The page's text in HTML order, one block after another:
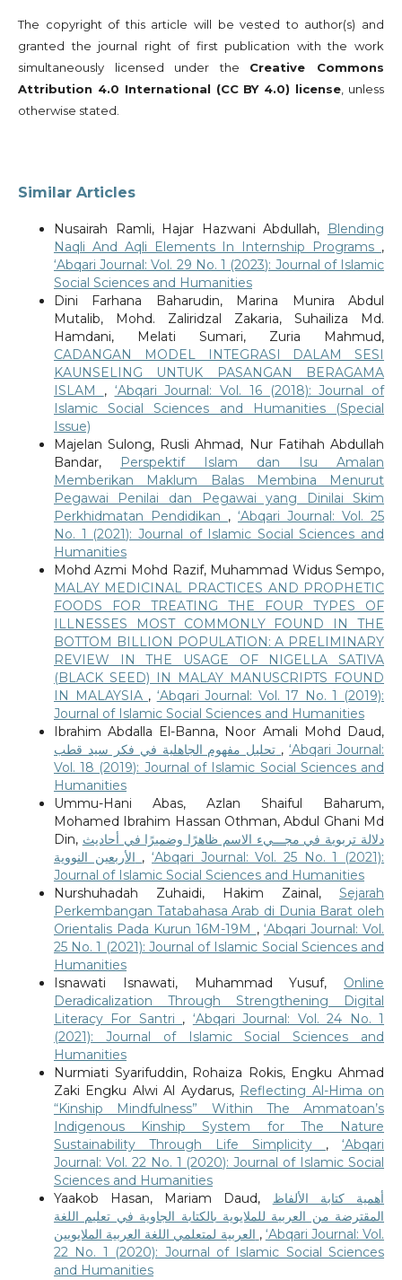
The copyright of this article will be vested to author(s) and
granted the journal right of first publication with the work
simultaneously licensed under the Creative Commons
Attribution 4.0 International (CC BY 4.0) license, unless
otherwise stated.
Similar Articles
Nusairah Ramli, Hajar Hazwani Abdullah,
Blending
Naqli And Aqli Elements In Internship Programs ,
‘Abqari Journal: Vol. 29 No. 1 (2023): Journal of Islamic
Social Sciences and Humanities
Dini Farhana Baharudin, Marina Munira Abdul
Mutalib, Mohd. Zaliridzal Zakaria, Suhailiza Md.
Hamdani, Melati Sumari, Zuria Mahmud,
CADANGAN MODEL INTEGRASI DALAM SESI
KAUNSELING UNTUK PASANGAN BERAGAMA
ISLAM , ‘Abqari Journal: Vol. 16 (2018): Journal of
Islamic Social Sciences and Humanities (Special
Issue)
Majelan Sulong, Rusli Ahmad, Nur Fatihah Abdullah
Bandar,
Perspektif Islam dan Isu Amalan
Memberikan Maklum Balas Membina Menurut
Pegawai Penilai dan Pegawai yang Dinilai Skim
Perkhidmatan Pendidikan ,‘Abqari Journal: Vol. 25
No. 1 (2021): Journal of Islamic Social Sciences and
Humanities
Mohd Azmi Mohd Razif, Muhammad Widus Sempo,
MALAY MEDICINAL PRACTICES AND PROPHETIC
FOODS FOR TREATING THE FOUR TYPES OF
ILLNESSES MOST COMMONLY FOUND IN THE
BOTTOM BILLION POPULATION: A PRELIMINARY
REVIEW IN THE USAGE OF NIGELLA SATIVA
(BLACK SEED) IN MALAY MANUSCRIPTS FOUND
IN MALAYSIA , ‘Abqari Journal: Vol. 17 No. 1 (2019):
Journal of Islamic Social Sciences and Humanities
Ibrahim Abdalla El-Banna, Noor Amali Mohd Daud,
,‘Abqari Journal:
Vol. 18 (2019): Journal of Islamic Social Sciences and
Humanities
Ummu-Hani Abas, Azlan Shaiful Baharum,
Mohamed Ibrahim Hassan Othman, Abdul Ghani Md
Din, دلالة تربوية في مجـــيء الاسم ظاهرًا وضميرًا في أحاديث
,‘Abqari Journal: Vol. 25 No. 1 (2021):
Journal of Islamic Social Sciences and Humanities
Nurshuhadah Zuhaidi, Hakim Zainal,Sejarah
Perkembangan Tatabahasa Arab di Dunia Barat oleh
Orientalis Pada Kurun 16M-19M , ‘Abqari Journal: Vol.
25 No. 1 (2021): Journal of Islamic Social Sciences and
Humanities
Isnawati Isnawati, Muhammad Yusuf, Online
Deradicalization Through Strengthening Digital
Literacy For Santri , ‘Abqari Journal: Vol. 24 No. 1
(2021): Journal of Islamic Social Sciences and
Humanities
Nurmiati Syarifuddin, Rohaiza Rokis, Engku Ahmad
Zaki Engku Alwi Al Aydarus, Reflecting Al-Hima on
“Kinship Mindfulness” Within The Ammatoan’s
Indigenous Kinship System for The Nature
Sustainability Through Life Simplicity ,‘Abqari
Journal: Vol. 22 No. 1 (2020): Journal of Islamic Social
Sciences and Humanities
Yaakob Hasan, Mariam Daud, أهمية كتابة الألفاظ
المقترضة من العربية للملايوية بالكتابة الجاوية في تعليم اللغة
, ‘Abqari Journal: Vol.
22 No. 1 (2020): Journal of Islamic Social Sciences
and Humanities